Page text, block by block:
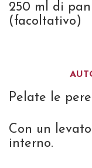
250 ml di
(facoltativo)
Pelate le
Con un
interno.